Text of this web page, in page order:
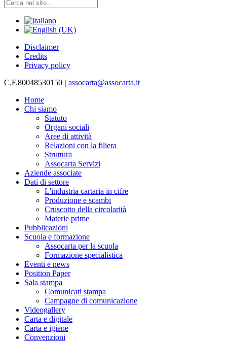
Disclaimer
Credits
Privacy policy
C.F.80048530150 | assocarta@assocarta.it
Home
Chi siamo
Statuto
Organi sociali
Aree di attività
Relazioni con la filiera
Struttura
Assocarta Servizi
Aziende associate
Dati di settore
L'industria cartaria in cifre
Produzione e scambi
Cruscotto della circolarità
Materie prime
Pubblicazioni
Scuola e formazione
Assocarta per la scuola
Formazione specialistica
Eventi e news
Position Paper
Sala stampa
Comunicati stampa
Campagne di comunicazione
Videogallery
Carta e digitale
Carta e igiene
Convenzioni